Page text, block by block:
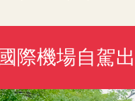
際機場自駕